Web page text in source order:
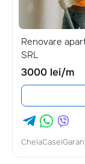
Renovare
SRL
3000 lei/m